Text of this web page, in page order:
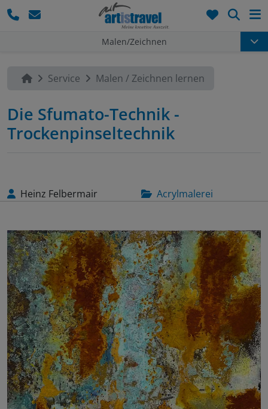
Malen/Zeichnen
Service Malen / Zeichnen lernen
Die Sfumato-Technik -
Trockenpinseltechnik
Heinz Felbermair Acrylmalerei